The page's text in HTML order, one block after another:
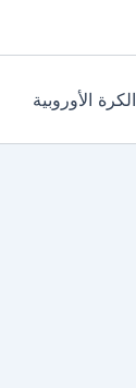
الكرة الأوروبية